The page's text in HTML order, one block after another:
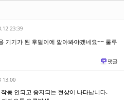
23:39
기기가 된 후덜이에 깔아봐야겠네요~~ 룰루
댓글
13:00
동 안되고 중지되는 현상이 나타납니다.